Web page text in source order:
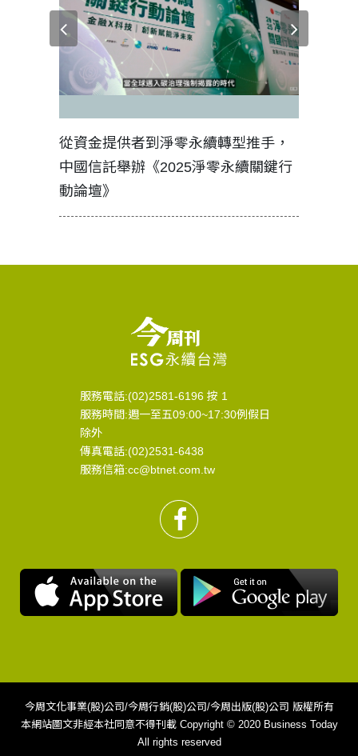
從資金提供者到淨零永續轉型推手，
中國信託舉辦《2025淨零永續關鍵行
動論壇》
服務電話:(02)2581-6196 按 1
服務時間:週一至五09:00~17:30例假日
除外
傳真電話:(02)2531-6438
服務信箱:cc@btnet.com.tw
今周文化事業(股)公司/今周行銷(股)公司/今周出版(股)公司 版權所有
本網站圖文非經本社同意不得刊載 Copyright © 2020 Business Today
All rights reserved